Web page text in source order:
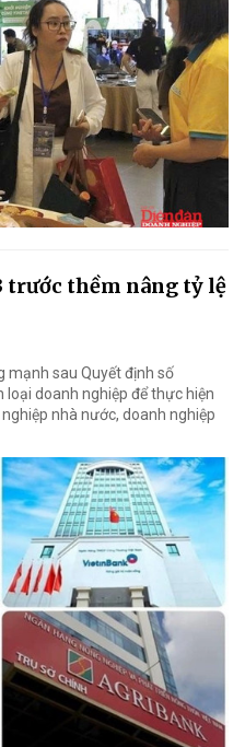
trước thềm nâng tỷ lệ
mạnh sau Quyết định số
doanh nghiệp để thực hiện
nhà nước, doanh nghiệp